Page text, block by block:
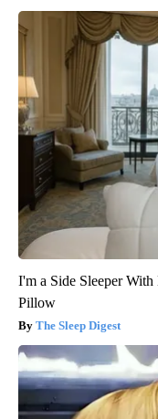
I'm a Side Sleeper
Pillow
The Sleep Digest